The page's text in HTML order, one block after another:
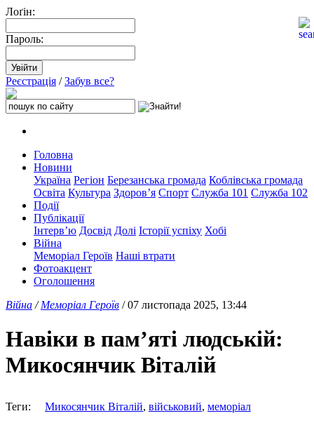
Лоґін:
Пароль:
Реєстрація /Забув все?
Головна
Новини
Україна Регіон Березанська громада Коблівська громада
Освіта Культура Здоров’я Спорт Служба 101 Служба 102
Події
Публікації
Інтерв’ю Досвід Долі Історії успіху Хобі
Війна
Меморіал Героїв Наші втрати
Фотоакцент
Оголошення
Війна /Меморіал Героїв / 07 листопада 2025, 13:44
Навіки в пам’яті людській:
Микосянчик Віталій
Теги: Микосянчик Віталій, військовий, меморіал